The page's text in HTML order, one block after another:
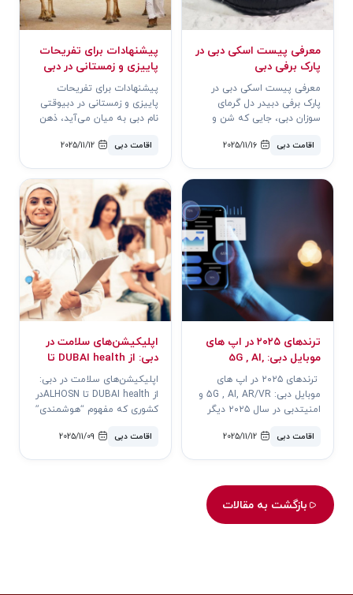
معرفی پیست اسکی دبی در
پارک برفی دبی
معرفی پیست اسکی دبی در
پارک برفی دبیدر دل گرمای
سوزان دبی، جایی که شن و
زمستانی شگفت‌..
اقامت دبی 2025/11/16
پیشنهادات برای تفریحات
پاییزی و زمستانی در دبی
پیشنهادات برای تفریحات
پاییزی و زمستانی در دبیوقتی
نام دبی به میان می‌آید، ذهن
برج‌ه..
اقامت دبی 2025/11/12
ترندهای ۲۰۲۵ در اپ های
موبایل دبی: 5G , AI,
AR/VR و امنیت
ترندهای ۲۰۲۵ در اپ های
موبایل دبی: 5G , AI, AR/VR و
امنیتدبی در سال ۲۰۲۵ دیگر
یک آزم..
اقامت دبی 2025/11/12
اپلیکیشن‌های سلامت در
دبی: از DUBAI health تا
ALHOSN
اپلیکیشن‌های سلامت در دبی:
از DUBAI health تا ALHOSNدر
کشوری که مفهوم “هوشمندی”
جدایی..
اقامت دبی 2025/11/09
بازگشت به مقالات